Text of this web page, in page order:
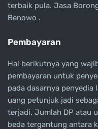
terbaik pula. Jasa
Benowo .
Pembayaran
Hal berikutnya yang
pembayaran untuk
pada dasarnya penyedia
uang petunjuk jadi
terjadi. Jumlah DP atau
beda tergantung antara